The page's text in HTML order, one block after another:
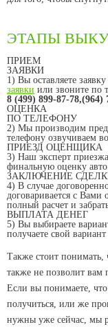
ЭТАПЫ
ПРИЕМ
ЗАЯВКИ
1) Вы оставляете
заявки или звоните по
8 (499) 899-87-78,(964)
ОЦЕНКА
ПО ТЕЛЕФОНУ
2) Мы производим
телефону озвучиваем
ПРИЕЗД ОЦЕНЩИКА
3) Наш эксперт
финальную оценку авто.
ЗАКЛЮЧЕНИЕ
4) В случае
договаривается с
полный расчет и
ВЫПЛАТА ДЕНЕГ
5) Вы выбираете
получаете свой вариант
Также стоит понимать,
также не позволит вам
Если вы понимаете,
получиться, или же
нужны уже сейчас, мы